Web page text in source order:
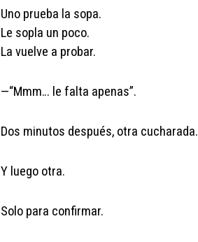
Uno prueba la sopa.
Le sopla un poco.
La vuelve a probar.
—“Mmm… le falta apenas”.
Dos minutos después, otra cucharada.
Y luego otra.
Solo para confirmar.